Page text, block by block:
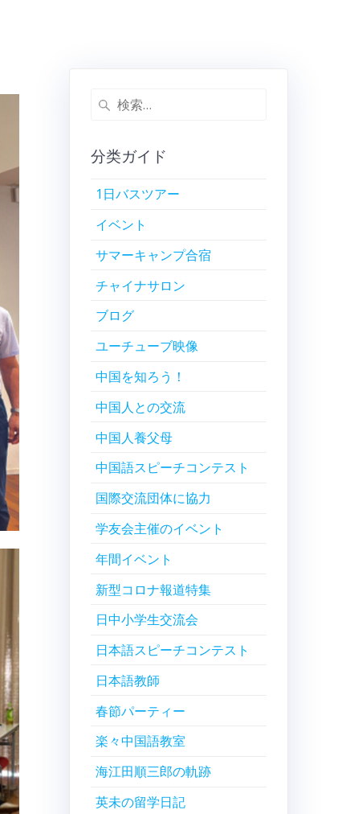
検
分类ガイド
1日バスツアー
イベント
サマーキャンプ合宿
チャイナサロン
ブログ
ユーチューブ映像
中国を知ろう！
中国人との交流
中国人養父母
中国語スピーチコンテスト
国際交流団体に協力
学友会主催のイベント
年間イベント
新型コロナ報道特集
日中小学生交流会
日本語スピーチコンテスト
日本語教師
春節パーティー
楽々中国語教室
海江田順三郎の軌跡
英未の留学日記